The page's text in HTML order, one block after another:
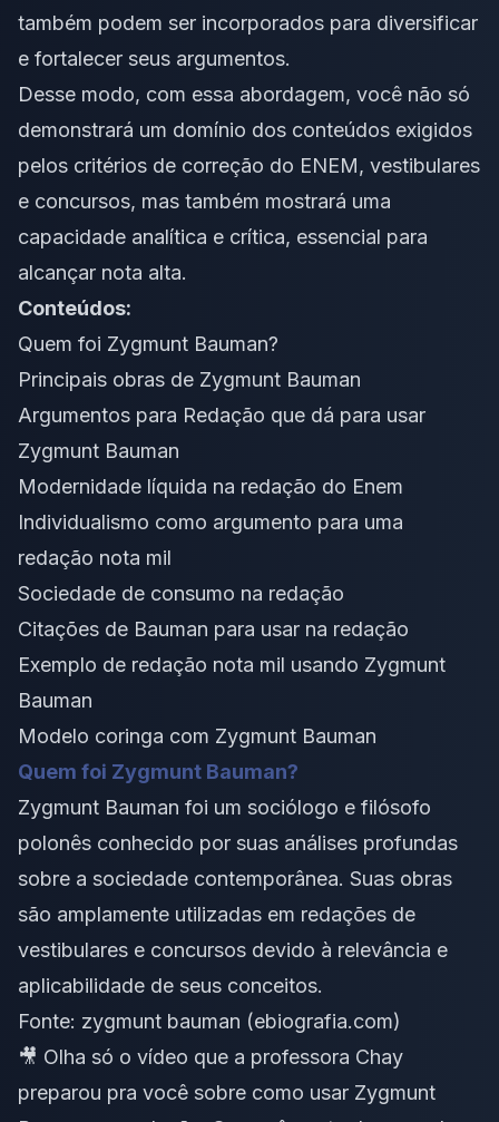
também podem ser incorporados para diversificar
e fortalecer seus argumentos.
Desse modo, com essa abordagem, você não só
demonstrará um domínio dos conteúdos exigidos
pelos critérios de correção do ENEM, vestibulares
e concursos, mas também mostrará uma
capacidade analítica e crítica, essencial para
alcançar nota alta.
Conteúdos:
Quem foi Zygmunt Bauman?
Principais obras de Zygmunt Bauman
Argumentos para Redação que dá para usar
Zygmunt Bauman
Modernidade líquida na redação do Enem
Individualismo como argumento para uma
redação nota mil
Sociedade de consumo na redação
Citações de Bauman para usar na redação
Exemplo de redação nota mil usando Zygmunt
Bauman
Modelo coringa com Zygmunt Bauman
Quem foi Zygmunt Bauman?
Zygmunt Bauman foi um sociólogo e filósofo
polonês conhecido por suas análises profundas
sobre a sociedade contemporânea. Suas obras
são amplamente utilizadas em redações de
vestibulares e concursos devido à relevância e
aplicabilidade de seus conceitos.
Fonte: zygmunt bauman (ebiografia.com)
🎥 Olha só o vídeo que a professora Chay
preparou pra você sobre como usar Zygmunt